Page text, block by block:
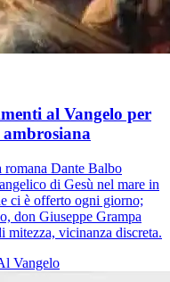
al Vangelo per
Dante Balbo
di Gesù nel mare in
ci è offerto ogni giorno;
don Giuseppe Grampa
vicinanza discreta.
Vangelo